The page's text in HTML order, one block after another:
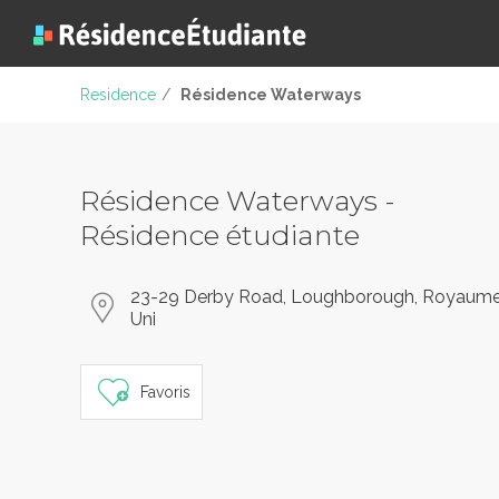
Residence / Résidence Waterways
Résidence Waterways -
Résidence étudiante
23-29 Derby Road, Loughborough,
Uni
Favoris